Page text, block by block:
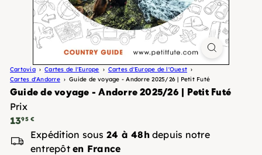
Cartovia Cartes de l'Europe
Cartes d'Europe de l'Ouest
Cartes d'Andorre
Guide de voyage - Andorre 2025/26 | Petit Futé
Guide de voyage - Andorre 2025/26 | Petit Futé
Prix
Prix
régulier
1395 €
Expédition sous 24 à 48hdepuis notre
entrepôten France